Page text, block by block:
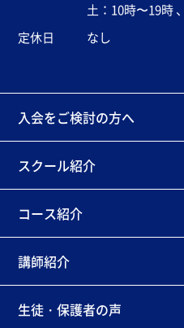
土：10時〜19時
定休日
なし
入会をご検討の方へ
スクール紹介
コース紹介
講師紹介
生徒・保護者の声